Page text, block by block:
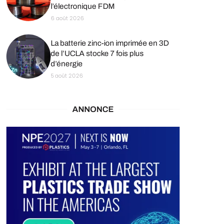
l’électronique FDM
6 août 2026
La batterie zinc-ion imprimée en 3D
de l’UCLA stocke 7 fois plus
d’énergie
5 août 2026
ANNONCE